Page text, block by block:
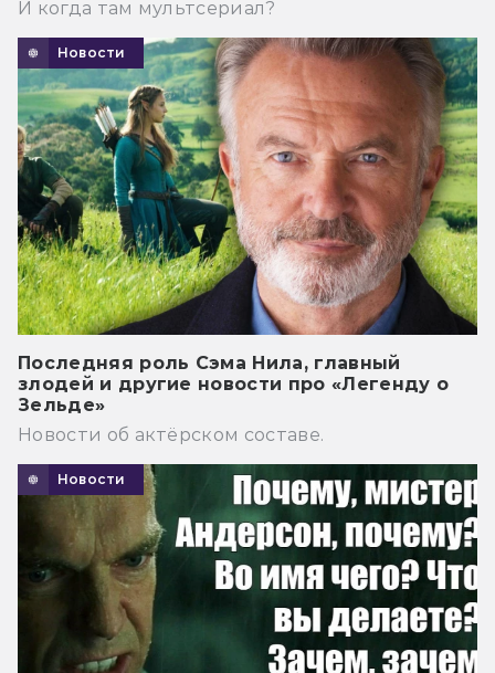
И когда там мультсериал?
Новости
Последняя роль Сэма Нила, главный
злодей и другие новости про «Легенду о
Зельде»
Новости об актёрском составе.
Новости